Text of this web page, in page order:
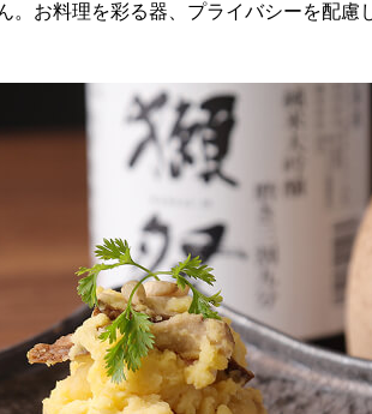
。お料理を彩る器、プライバシーを配